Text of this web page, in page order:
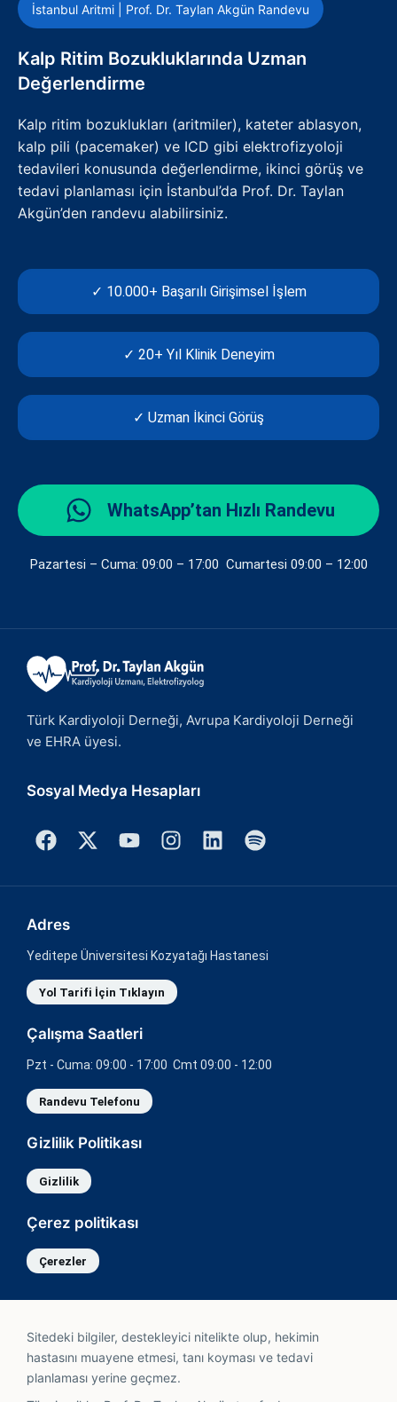
İstanbul Aritmi | Prof. Dr. Taylan Akgün Randevu
Kalp Ritim Bozukluklarında Uzman
Değerlendirme
Kalp ritim bozuklukları (aritmiler), kateter ablasyon,
kalp pili (pacemaker) ve ICD gibi elektrofizyoloji
tedavileri konusunda değerlendirme, ikinci görüş ve
tedavi planlaması için İstanbul’da Prof. Dr. Taylan
Akgün’den randevu alabilirsiniz.
✓ 10.000+ Başarılı Girişimsel İşlem
✓ 20+ Yıl Klinik Deneyim
✓ Uzman İkinci Görüş
WhatsApp’tan Hızlı Randevu
Pazartesi – Cuma: 09:00 – 17:00 Cumartesi 09:00 – 12:00
Türk Kardiyoloji Derneği, Avrupa Kardiyoloji Derneği
ve EHRA üyesi.
Sosyal Medya Hesapları
Adres
Yeditepe Üniversitesi Kozyatağı Hastanesi
Yol Tarifi İçin Tıklayın
Çalışma Saatleri
Pzt - Cuma: 09:00 - 17:00 Cmt 09:00 - 12:00
Randevu Telefonu
Gizlilik Politikası
Gizlilik
Çerez politikası
Çerezler
Sitedeki bilgiler, destekleyici nitelikte olup, hekimin
hastasını muayene etmesi, tanı koyması ve tedavi
planlaması yerine geçmez.